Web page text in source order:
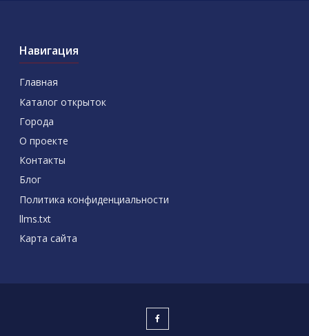
Навигация
Главная
Каталог открыток
Города
О проекте
Контакты
Блог
Политика конфиденциальности
llms.txt
Карта сайта